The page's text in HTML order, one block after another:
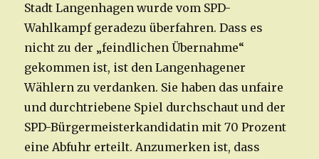
Stadt Langenhagen wurde vom SPD-
Wahlkampf geradezu überfahren. Dass es
nicht zu der „feindlichen Übernahme“
gekommen ist, ist den Langenhagener
Wählern zu verdanken. Sie haben das unfaire
und durchtriebene Spiel durchschaut und der
SPD-Bürgermeisterkandidatin mit 70 Prozent
eine Abfuhr erteilt. Anzumerken ist, dass